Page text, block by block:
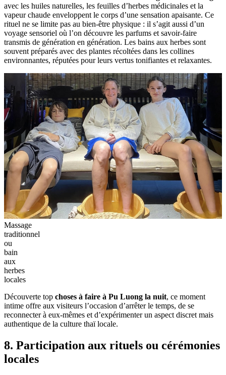
avec les huiles naturelles, les feuilles d’herbes médicinales et la
vapeur chaude enveloppent le corps d’une sensation apaisante. Ce
rituel ne se limite pas au bien-être physique : il s’agit aussi d’un
voyage sensoriel où l’on découvre les parfums et savoir-faire
transmis de génération en génération. Les bains aux herbes sont
souvent préparés avec des plantes récoltées dans les collines
environnantes, réputées pour leurs vertus tonifiantes et relaxantes.
Massage
traditionnel
ou
bain
aux
herbes
locales
Découverte top choses à faire à Pu Luong la nuit, ce moment
intime offre aux visiteurs l’occasion d’arrêter le temps, de se
reconnecter à eux-mêmes et d’expérimenter un aspect discret mais
authentique de la culture thaï locale.
8. Participation aux rituels ou cérémonies
locales